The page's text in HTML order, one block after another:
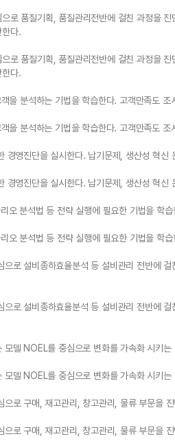
으로 품질기획, 품질관리전반에 걸친 과정을
한다.
으로 품질기획, 품질관리전반에 걸친 과정을
한다.
을 분석하는 기법을 학습한다. 고객만족도 조
을 분석하는 기법을 학습한다. 고객만족도 조
경영진단을 실시한다. 납기문제, 생산성 혁신
경영진단을 실시한다. 납기문제, 생산성 혁신
오 분석법 등 전략 실행에 필요한 기법을 학습
오 분석법 등 전략 실행에 필요한 기법을 학습
으로 설비종하효율분석 등 설비관리 전반에
으로 설비종하효율분석 등 설비관리 전반에
모델 NOEL를 중심으로 변화를 가속화 시키
모델 NOEL를 중심으로 변화를 가속화 시키
으로 구매, 재고관리, 창고관리, 물류 부문을
으로 구매, 재고관리, 창고관리, 물류 부문을